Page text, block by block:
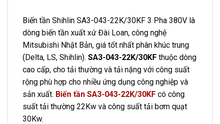
Biến tần Shihlin SA3-043-22K/30KF 3 Pha 380V là
dòng biến tần xuất xứ Đài Loan, công nghệ
Mitsubishi Nhật Bản, giá tốt nhất phân khúc trung
(Delta, LS, Shihlin). SA3-043-22K/30KF thuộc dòng
cao cấp, cho tải thường và tải nặng với công suất
rộng phù hợp cho nhiều ứng dụng công nghiệp và
sản xuất. Biến tần SA3-043-22K/30KF có công
suất tải thường 22Kw và công suất tải bơm quạt
30Kw.